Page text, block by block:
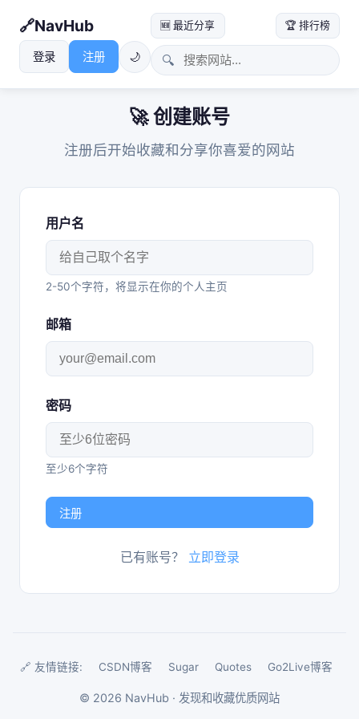
NavHub 🆕 最近分享 🏆 排行榜
🔍
登录 注册 🌙
🚀 创建账号
注册后开始收藏和分享你喜爱的网站
用户名
2-50个字符，将显示在你的个人主页
邮箱
密码
至少6个字符
注册
已有账号？ 立即登录
🔗 友情链接: CSDN博客 Sugar Quotes Go2Live博客
© 2026 NavHub · 发现和收藏优质网站